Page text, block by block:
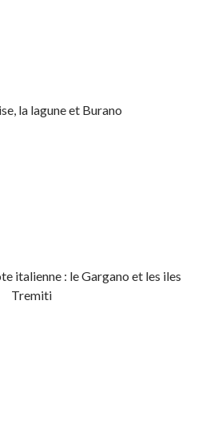
la lagune et Burano
italienne : le Gargano et les iles
Tremiti